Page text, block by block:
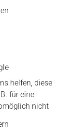
helfen, diese
für eine
nicht